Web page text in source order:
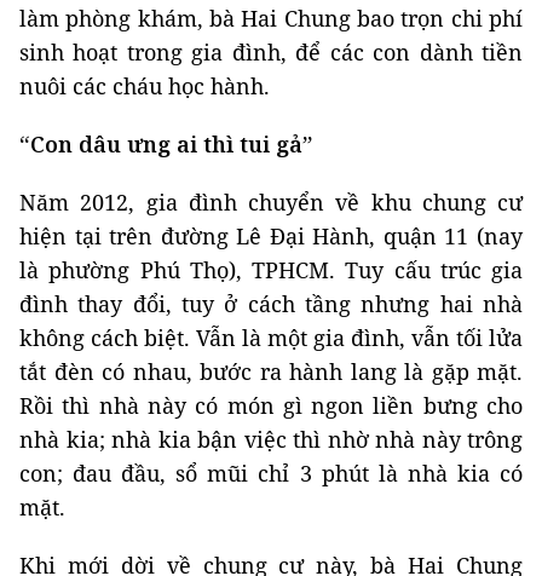
làm phòng khám, bà Hai Chung bao trọn chi phí
sinh hoạt trong gia đình, để các con dành tiền
nuôi các cháu học hành.
“Con dâu ưng ai thì tui gả”
Năm 2012, gia đình chuyển về khu chung cư
hiện tại trên đường Lê Đại Hành, quận 11 (nay
là phường Phú Thọ), TPHCM. Tuy cấu trúc gia
đình thay đổi, tuy ở cách tầng nhưng hai nhà
không cách biệt. Vẫn là một gia đình, vẫn tối lửa
tắt đèn có nhau, bước ra hành lang là gặp mặt.
Rồi thì nhà này có món gì ngon liền bưng cho
nhà kia; nhà kia bận việc thì nhờ nhà này trông
con; đau đầu, sổ mũi chỉ 3 phút là nhà kia có
mặt.
Khi mới dời về chung cư này, bà Hai Chung